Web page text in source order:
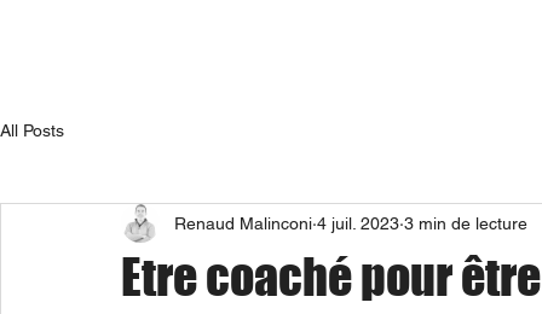
All Posts
Etre coaché pour
Renaud Malinconi 4 juil. 2023 3 min de lecture